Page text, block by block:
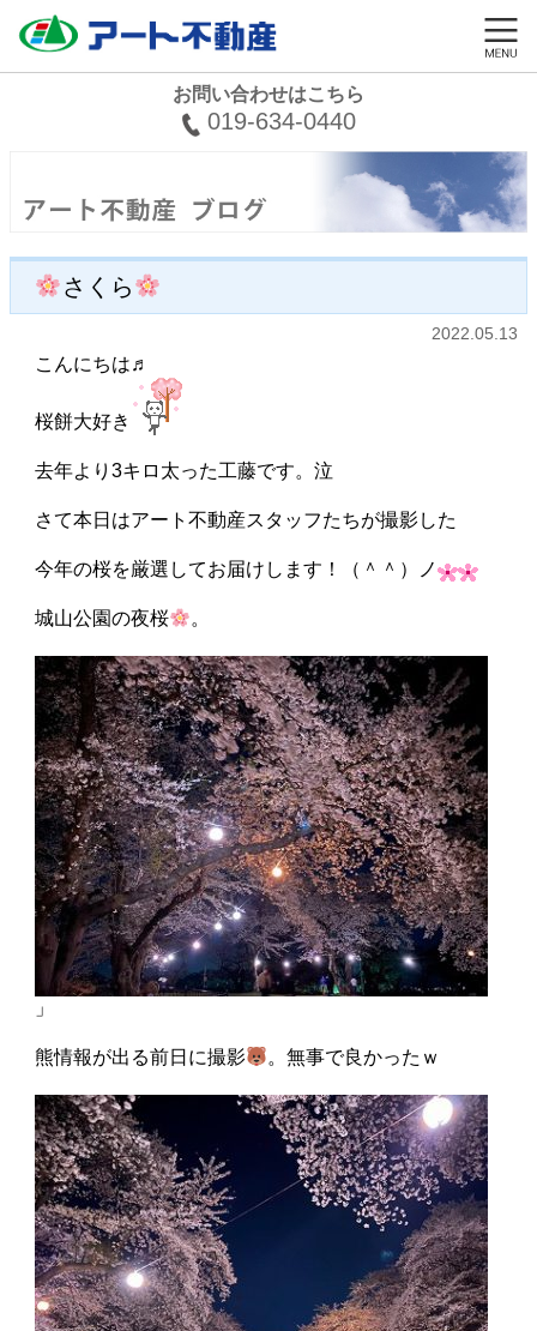
お問い合わせはこちら
019-634-0440
さくら
2022.05.13
こんにちは♬
桜餅大好き
去年より3キロ太った工藤です。泣
さて本日はアート不動産スタッフたちが撮影した
今年の桜を厳選してお届けします！（＾＾）ノ
城山公園の夜桜 。
」
熊情報が出る前日に撮影 。無事で良かったｗ